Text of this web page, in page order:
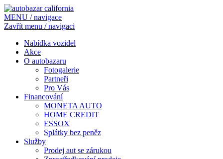
MENU / navigace
Zavřít menu / navigaci
Nabídka vozidel
Akce
O autobazaru
Fotogalerie
Partneři
Pro Vás
Financování
MONETA AUTO
HOME CREDIT
ESSOX
Splátky bez peněz
Služby
Prodej aut se zárukou